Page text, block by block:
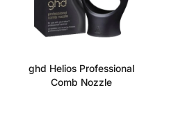
ghd Helios Professional
Comb Nozzle